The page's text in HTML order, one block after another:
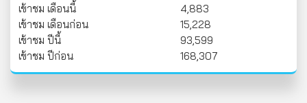
เข้าชม เดือนนี้
4,883
เข้าชม เดือนก่อน
15,228
เข้าชม ปีนี้
93,599
เข้าชม ปีก่อน
168,307